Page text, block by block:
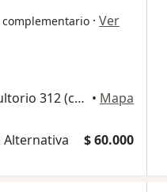
complementario · Ver
carrera 58 nº 70-129 consultorio 312 (centro médico Chicago), Barranquilla • Mapa
Alternativa $ 60.000